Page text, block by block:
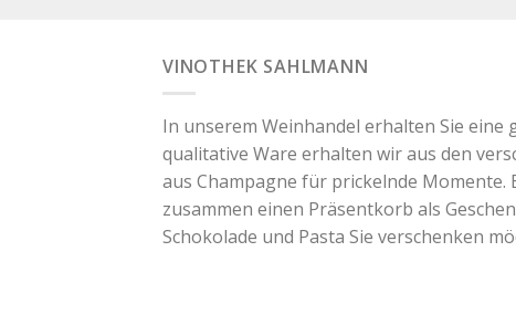
VINOTHEK SAHLMANN
In unserem Weinhandel erhalten Sie
qualitative Ware erhalten wir aus den
aus Champagne für prickelnde
zusammen einen Präsentkorb als
Schokolade und Pasta Sie verschenken